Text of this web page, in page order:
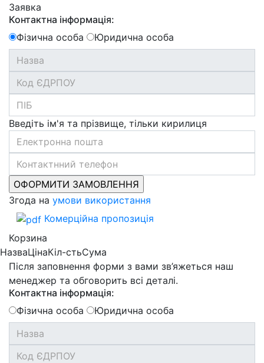
Заявка
Контактна інформація:
Фізична особа
Юридична особа
Введіть ім'я та прізвище, тільки кирилиця
Згода на умови використання
Комерційна пропозиція
Корзина
НазваЦінаКіл-стьСума
Після заповнення форми з вами зв’яжеться наш
менеджер та обговорить всі деталі.
Контактна інформація:
Фізична особа
Юридична особа